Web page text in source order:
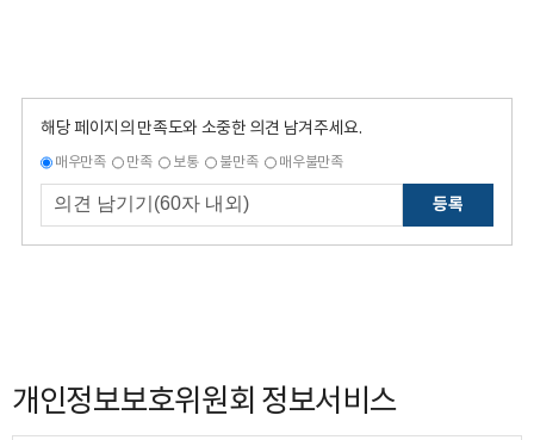
해당 페이지의 만족도와 소중한 의견 남겨주세요.
매우만족 만족 보통 불만족 매우불만족
등록
개인정보보호위원회 정보서비스